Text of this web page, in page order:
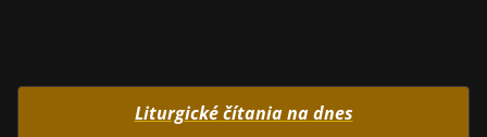
Liturgické čítania na dnes